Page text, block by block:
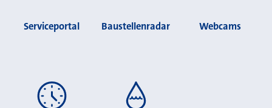
Serviceportal Baustellenradar Webcams